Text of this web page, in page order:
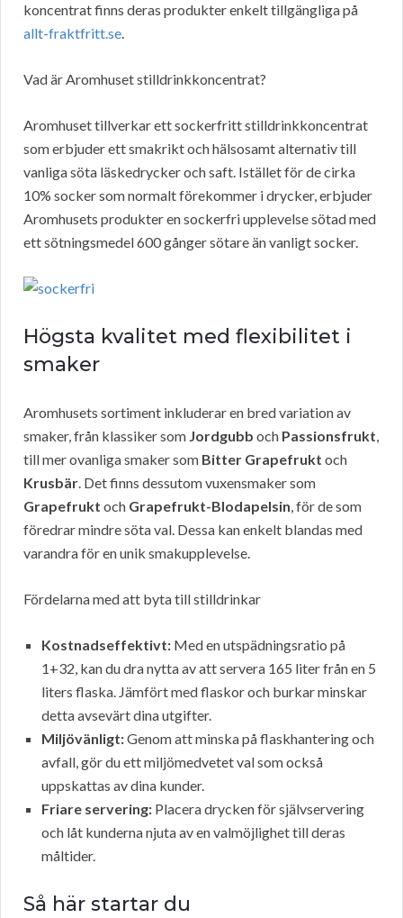
koncentrat finns deras produkter enkelt tillgängliga på
allt-fraktfritt.se.
Vad är Aromhuset stilldrinkkoncentrat?
Aromhuset tillverkar ett sockerfritt stilldrinkkoncentrat
som erbjuder ett smakrikt och hälsosamt alternativ till
vanliga söta läskedrycker och saft. Istället för de cirka
10% socker som normalt förekommer i drycker, erbjuder
Aromhusets produkter en sockerfri upplevelse sötad med
ett sötningsmedel 600 gånger sötare än vanligt socker.
Högsta kvalitet med flexibilitet i
smaker
Aromhusets sortiment inkluderar en bred variation av
smaker, från klassiker som Jordgubb och Passionsfrukt,
till mer ovanliga smaker som Bitter Grapefrukt och
Krusbär. Det finns dessutom vuxensmaker som
Grapefrukt och Grapefrukt-Blodapelsin, för de som
föredrar mindre söta val. Dessa kan enkelt blandas med
varandra för en unik smakupplevelse.
Fördelarna med att byta till stilldrinkar
Kostnadseffektivt: Med en utspädningsratio på
1+32, kan du dra nytta av att servera 165 liter från en 5
liters flaska. Jämfört med flaskor och burkar minskar
detta avsevärt dina utgifter.
Miljövänligt:Genom att minska på flaskhantering och
avfall, gör du ett miljömedvetet val som också
uppskattas av dina kunder.
Friare servering: Placera drycken för självservering
och låt kunderna njuta av en valmöjlighet till deras
måltider.
Så här startar du